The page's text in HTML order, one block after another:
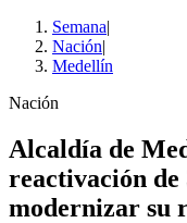
Semana|
Nación|
Medellín
Nación
Alcaldía de
reactivación de
modernizar su